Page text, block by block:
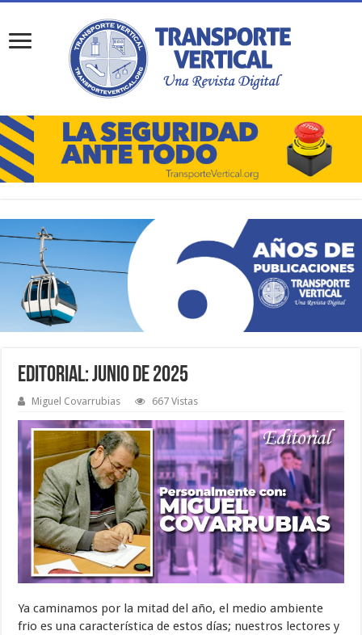
Editorial: Junio de 2025
Miguel Covarrubias 667 Vistas
Ya caminamos por la mitad del año, el medio ambiente
frio es una característica de estos días; nuestros lectores y